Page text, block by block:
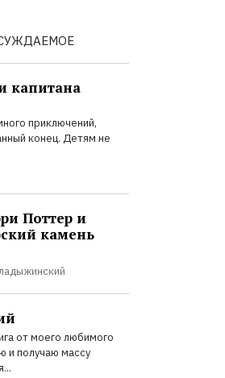
капитана
приключений,
конец. Детям не
Поттер и
камень
от моего любимого
и получаю массу